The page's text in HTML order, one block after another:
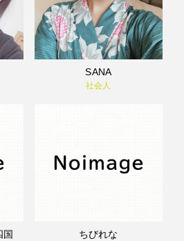
SANA
社会人
国 ちびれな